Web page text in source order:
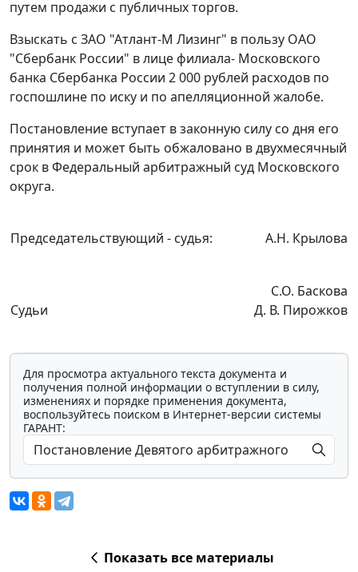
путем продажи с публичных торгов.
Взыскать с ЗАО "Атлант-М Лизинг" в пользу ОАО
"Сбербанк России" в лице филиала- Московского
банка Сбербанка России 2 000 рублей расходов по
госпошлине по иску и по апелляционной жалобе.
Постановление вступает в законную силу со дня его
принятия и может быть обжаловано в двухмесячный
срок в Федеральный арбитражный суд Московского
округа.
Председательствующий - судья: А.Н. Крылова
Судьи
С.О. Баскова
Д. В. Пирожков
Для просмотра актуального текста документа и
получения полной информации о вступлении в силу,
изменениях и порядке применения документа,
воспользуйтесь поиском в Интернет-версии системы
ГАРАНТ:
Показать все материалы